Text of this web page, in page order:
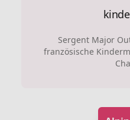
Sergent Major
französische